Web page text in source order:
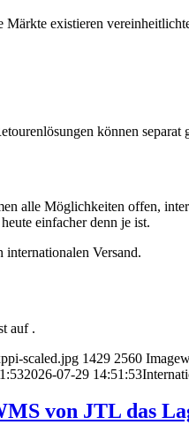
existieren
können separat
alle Möglichkeiten offen,
einfacher denn je ist.
Versand.
auf .
scaled.jpg 1429 2560
2026-07-29 14:51:53
von JTL das